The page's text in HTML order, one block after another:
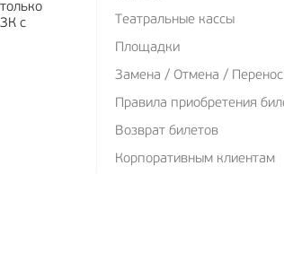
с
Театральные кассы
Площадки
Замена / Отмена /
Правила приобретения
Возврат билетов
Корпоративным клиентам